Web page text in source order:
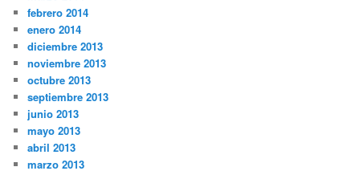
febrero 2014
enero 2014
diciembre 2013
noviembre 2013
octubre 2013
septiembre 2013
junio 2013
mayo 2013
abril 2013
marzo 2013